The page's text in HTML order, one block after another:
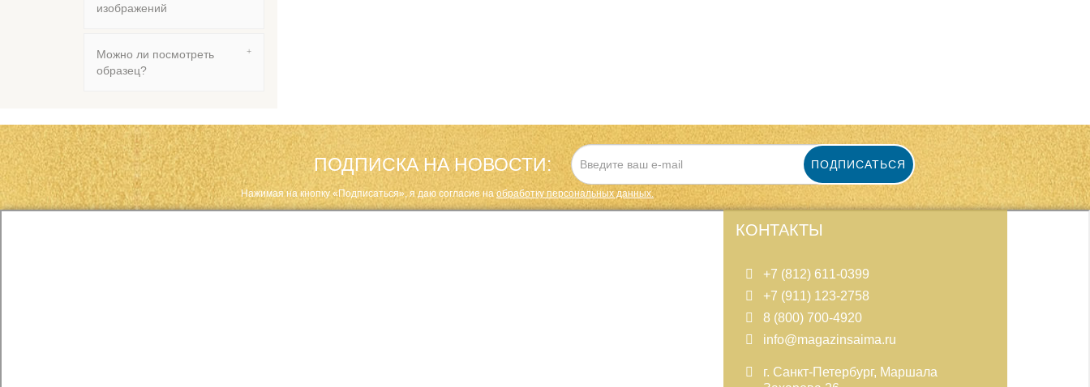
изображений
Можно ли посмотреть
образец?
ПОДПИСКА НА НОВОСТИ: ПОДПИСАТЬСЯ
Нажимая на кнопку «Подписаться», я даю cогласие наобработку персональных данных.
КОНТАКТЫ
+7 (812) 611-0399
+7 (911) 123-2758
8 (800) 700-4920
info@magazinsaima.ru
г. Санкт-Петербург, Маршала